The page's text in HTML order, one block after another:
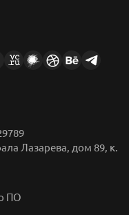
Лазарева, дом 89, к.
ПО